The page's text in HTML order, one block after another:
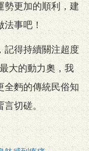
勢更加的順利，建
事吧！
記得持續關注超度
大的動力奧，我
全麪的傳統民俗知
言切磋。